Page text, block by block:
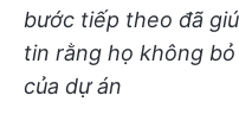
bước tiếp theo đã
tin rằng họ không
của dự án